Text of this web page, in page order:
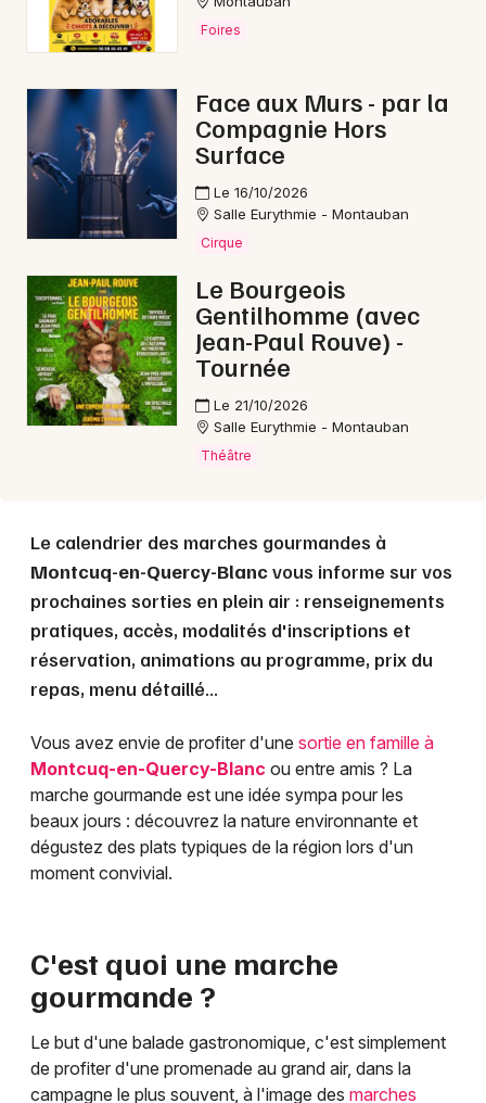
46 - Lot
Choisir mes départements
Mon email
Je m'abonne
Foires
Face aux Murs - par la
Compagnie Hors
Surface
Le 16/10/2026
Salle Eurythmie - Montauban
Cirque
Le Bourgeois
Gentilhomme (avec
Jean-Paul Rouve) -
Tournée
Le 21/10/2026
Salle Eurythmie - Montauban
Théâtre
Le calendrier des marches gourmandes à
Montcuq-en-Quercy-Blanc vous informe sur vos
prochaines sorties en plein air : renseignements
pratiques, accès, modalités d'inscriptions et
réservation, animations au programme, prix du
repas, menu détaillé...
Vous avez envie de profiter d'une sortie en famille à
Montcuq-en-Quercy-Blanc ou entre amis ? La
marche gourmande est une idée sympa pour les
beaux jours : découvrez la nature environnante et
dégustez des plats typiques de la région lors d'un
moment convivial.
C'est quoi une marche
gourmande ?
Le but d'une balade gastronomique, c'est simplement
de profiter d'une promenade au grand air, dans la
campagne le plus souvent, à l'image des marches